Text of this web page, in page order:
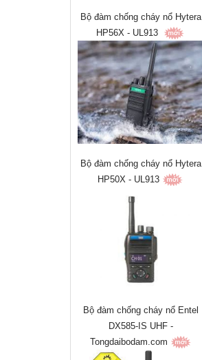
Bộ đàm chống cháy nổ Hytera
HP56X - UL913
Bộ đàm chống cháy nổ Hytera
HP50X - UL913
Bộ đàm chống cháy nổ Entel
DX585-IS UHF -
Tongdaibodam.com